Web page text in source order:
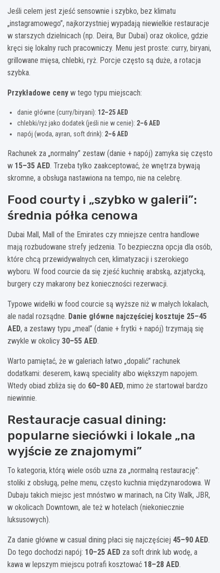
Jeśli celem jest zjeść sensownie i szybko, bez klimatu
„instagramowego”, najkorzystniej wypadają niewielkie restauracje
w starszych dzielnicach (np. Deira, Bur Dubai) oraz okolice, gdzie
kręci się lokalny ruch pracowniczy. Menu jest proste: curry, biryani,
grillowane mięsa, chlebki, ryż. Porcje często są duże, a rotacja
szybka.
Przykładowe ceny w tego typu miejscach:
danie główne (curry/biryani): 12–25 AED
chlebki/ryż jako dodatek (jeśli nie w cenie): 2–6 AED
napój (woda, ayran, soft drink): 2–6 AED
Rachunek za „normalny” zestaw (danie + napój) zamyka się często
w 15–35 AED. Trzeba tylko zaakceptować, że wnętrza bywają
skromne, a obsługa nastawiona na tempo, nie na celebrę.
Food courty i „szybko w galerii”:
średnia półka cenowa
Dubai Mall, Mall of the Emirates czy mniejsze centra handlowe
mają rozbudowane strefy jedzenia. To bezpieczna opcja dla osób,
które chcą przewidywalnych cen, klimatyzacji i szerokiego
wyboru. W food courcie da się zjeść kuchnię arabską, azjatycką,
burgery czy makarony bez konieczności rezerwacji.
Typowe widełki w food courcie są wyższe niż w małych lokalach,
ale nadal rozsądne. Danie główne najczęściej kosztuje 25–45
AED, a zestawy typu „meal” (danie + frytki + napój) trzymają się
zwykle w okolicy 30–55 AED.
Warto pamiętać, że w galeriach łatwo „dopalić” rachunek
dodatkami: deserem, kawą speciality albo większym napojem.
Wtedy obiad zbliża się do 60–80 AED, mimo że startował bardzo
niewinnie.
Restauracje casual dining:
popularne sieciówki i lokale „na
wyjście ze znajomymi”
To kategoria, którą wiele osób uzna za „normalną restaurację”:
stoliki z obsługą, pełne menu, często kuchnia międzynarodowa. W
Dubaju takich miejsc jest mnóstwo w marinach, na City Walk, JBR,
w okolicach Downtown, ale też w hotelach (niekoniecznie
luksusowych).
Za danie główne w casual dining płaci się najczęściej 45–90 AED.
Do tego dochodzi napój: 10–25 AED za soft drink lub wodę, a
kawa w lepszym miejscu potrafi kosztować 18–28 AED.